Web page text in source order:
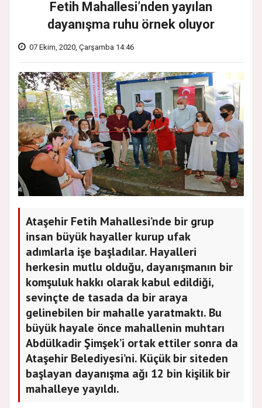
Fetih Mahallesi’nden yayılan
dayanışma ruhu örnek oluyor
07 Ekim, 2020, Çarşamba 14:46
Ataşehir Fetih Mahallesi’nde bir grup
insan büyük hayaller kurup ufak
adımlarla işe başladılar. Hayalleri
herkesin mutlu olduğu, dayanışmanın bir
komşuluk hakkı olarak kabul edildiği,
sevinçte de tasada da bir araya
gelinebilen bir mahalle yaratmaktı. Bu
büyük hayale önce mahallenin muhtarı
Abdülkadir Şimşek’i ortak ettiler sonra da
Ataşehir Belediyesi’ni. Küçük bir siteden
başlayan dayanışma ağı 12 bin kişilik bir
mahalleye yayıldı.